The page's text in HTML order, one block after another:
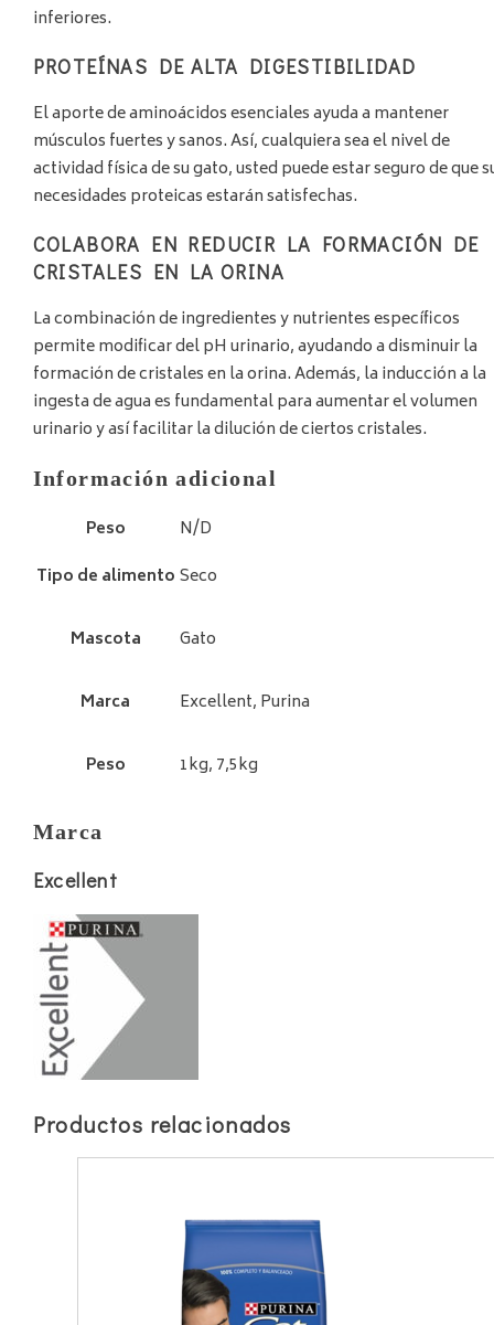
inferiores.
PROTEÍNAS DE ALTA DIGESTIBILIDAD
El aporte de aminoácidos esenciales ayuda a mantener
músculos fuertes y sanos. Así, cualquiera sea el nivel de
actividad física de su gato, usted puede estar seguro de que
necesidades proteicas estarán satisfechas.
COLABORA EN REDUCIR LA FORMACIÓN DE
CRISTALES EN LA ORINA
La combinación de ingredientes y nutrientes específicos
permite modificar del pH urinario, ayudando a disminuir la
formación de cristales en la orina. Además, la inducción a la
ingesta de agua es fundamental para aumentar el volumen
urinario y así facilitar la dilución de ciertos cristales.
Información adicional
Peso
N/D
Tipo de alimento Seco
Mascota Gato
Marca Excellent, Purina
Peso 1kg, 7,5kg
Marca
Excellent
Productos relacionados